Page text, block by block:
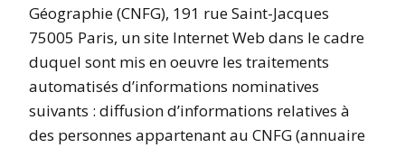
Géographie (CNFG), 191 rue Saint-Jacques
75005 Paris, un site Internet Web dans le cadre
duquel sont mis en oeuvre les traitements
automatisés d’informations nominatives
suivants : diffusion d’informations relatives à
des personnes appartenant au CNFG (annuaire